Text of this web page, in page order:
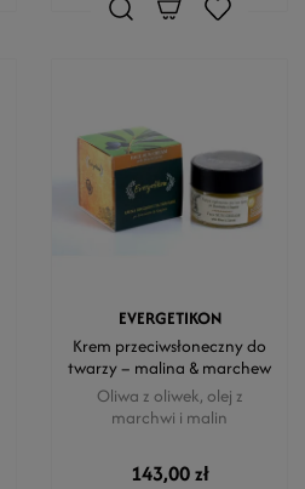
EVERGETIKON
Krem przeciwsłoneczny do
twarzy – malina & marchew
Oliwa z oliwek, olej z
marchwi i malin
143,00 zł